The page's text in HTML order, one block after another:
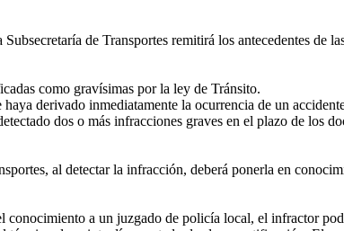
de Transportes remitirá los antecedentes de
como gravísimas por la ley de Tránsito.
derivado inmediatamente la ocurrencia de un
dos o más infracciones graves en el plazo de los
al detectar la infracción, deberá ponerla en
a un juzgado de policía local, el infractor